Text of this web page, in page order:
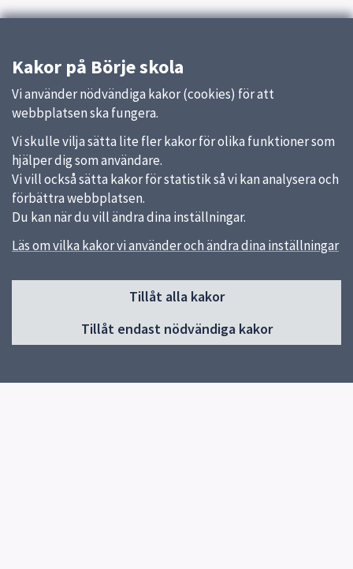
Kakor på Börje skola
Vi använder nödvändiga kakor (cookies) för att
webbplatsen ska fungera.
Vi skulle vilja sätta lite fler kakor för olika funktioner som
hjälper dig som användare.
Vi vill också sätta kakor för statistik så vi kan analysera och
förbättra webbplatsen.
Du kan när du vill ändra dina inställningar.
Läs om vilka kakor vi använder och ändra dina inställningar
Tillåt alla kakor
Tillåt endast nödvändiga kakor